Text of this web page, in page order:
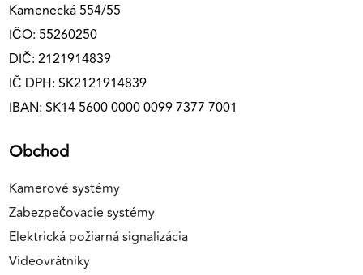
Kamenecká 554/55
IČO: 55260250
DIČ: 2121914839
IČ DPH: SK2121914839
IBAN: SK14 5600 0000 0099 7377 7001
Obchod
Kamerové systémy
Zabezpečovacie systémy
Elektrická požiarná signalizácia
Videovrátniky